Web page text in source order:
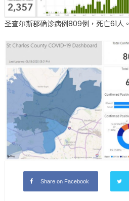
圣查尔斯郡确诊病例809例，死亡61人。
Share on Facebook